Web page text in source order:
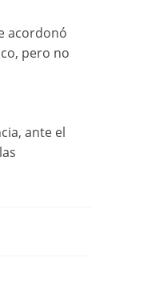
acordonó
pero no
ante el